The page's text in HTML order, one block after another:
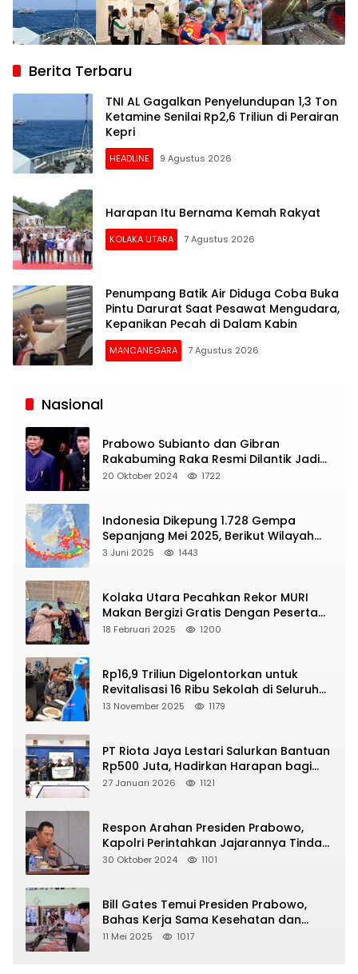
Berita Terbaru
TNI AL Gagalkan Penyelundupan 1,3 Ton
Ketamine Senilai Rp2,6 Triliun di Perairan
Kepri
HEADLINE 9 Agustus 2026
Harapan Itu Bernama Kemah Rakyat
KOLAKA UTARA 7 Agustus 2026
Penumpang Batik Air Diduga Coba Buka
Pintu Darurat Saat Pesawat Mengudara,
Kepanikan Pecah di Dalam Kabin
MANCANEGARA 7 Agustus 2026
Siaran
Nasional
Prabowo Subianto dan Gibran
Rakabuming Raka Resmi Dilantik Jadi
Presiden dan Wapres RI
20 Oktober 2024 1722
Indonesia Dikepung 1.728 Gempa
Sepanjang Mei 2025, Berikut Wilayah
Yang Intens Diguncang!
3 Juni 2025 1443
Kolaka Utara Pecahkan Rekor MURI
Makan Bergizi Gratis Dengan Peserta
Terbanyak
18 Februari 2025 1200
Rp16,9 Triliun Digelontorkan untuk
Revitalisasi 16 Ribu Sekolah di Seluruh
Indonesia
13 November 2025 1179
PT Riota Jaya Lestari Salurkan Bantuan
Rp500 Juta, Hadirkan Harapan bagi
Korban Bencana di Sumatera
27 Januari 2026 1121
Respon Arahan Presiden Prabowo,
Kapolri Perintahkan Jajarannya Tindak
Tegas Pelaku Judi Online
30 Oktober 2024 1101
Bill Gates Temui Presiden Prabowo,
Bahas Kerja Sama Kesehatan dan
Program Makan Bergizi Gratis
11 Mei 2025 1017